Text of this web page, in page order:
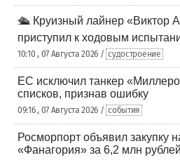
🛳️ Круизный лайнер «Виктор
приступил к ходовым
10:10 , 07 Августа 2026 / судостроение
ЕС исключил танкер
списков, признав ошибку
09:16 , 07 Августа 2026 / события
Росморпорт объявил закупку
«Фанагория» за 6,2 млн рублей